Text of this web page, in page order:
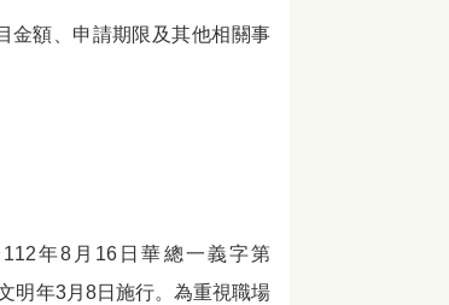
金額、申請期限及其他相關事
年8月16日華總一義字第
明年3月8日施行。為重視職場